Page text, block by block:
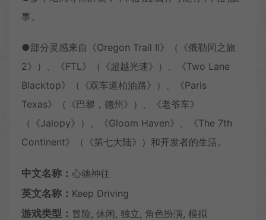
事。
●部分灵感来自《Oregon Trail II》（《俄勒冈之旅
2》）、《FTL》（《超越光速》）、《Two Lane
Blacktop》（《双车道柏油路》）、《Paris
Texas》（《巴黎，德州》）、《老爷车》
（《Jalopy》）、《Gloom Haven》、《The 7th
Continent》（《第七大陆》）和开发者的生活。
中文名称： 心驰神往
英文名称： Keep Driving
游戏类型： 冒险, 休闲, 独立, 角色扮演, 模拟